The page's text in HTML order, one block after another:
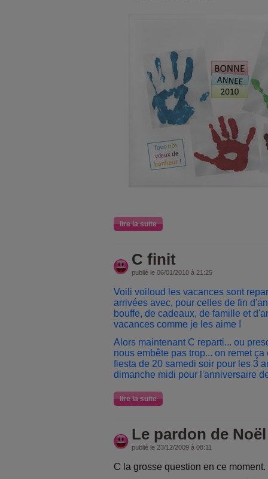
lire la suite
C finit
publié le 06/01/2010 à 21:25
Voili voiloud les vacances sont
arrivées avec, pour celles de fin
bouffe, de cadeaux, de famille et
vacances comme je les aime !
Alors maintenant C reparti... ou
nous embête pas trop... on remet
fiesta de 20 samedi soir pour les 3
dimanche midi pour l'anniversaire
lire la suite
Le pardon de
publié le 23/12/2009 à 08:11
C la grosse question en ce moment.